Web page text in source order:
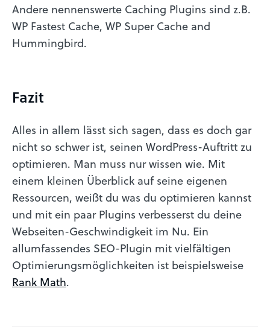
Andere nennenswerte Caching Plugins sind z.B.
WP Fastest Cache, WP Super Cache and
Hummingbird.
Fazit
Alles in allem lässt sich sagen, dass es doch gar
nicht so schwer ist, seinen WordPress-Auftritt zu
optimieren. Man muss nur wissen wie. Mit
einem kleinen Überblick auf seine eigenen
Ressourcen, weißt du was du optimieren kannst
und mit ein paar Plugins verbesserst du deine
Webseiten-Geschwindigkeit im Nu. Ein
allumfassendes SEO-Plugin mit vielfältigen
Optimierungsmöglichkeiten ist beispielsweise
Rank Math.